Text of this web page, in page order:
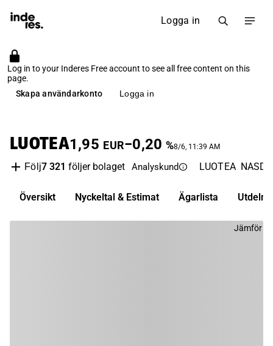
Logga in
Log in to your Inderes Free account to see all free content on this
page.
Skapa användarkonto
Logga in
LUOTEA1,95 EUR−0,20 %8/6, 11:39 AM
Följ7 321 följer bolaget Analyskund LUOTEA
Översikt Nyckeltal & Estimat Ägarlista
Jämför